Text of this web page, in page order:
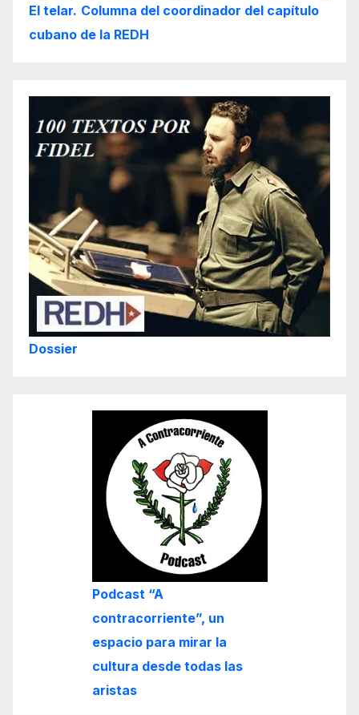
El telar. Columna del coordinador del capítulo
cubano de la REDH
Dossier
Podcast “A
contracorriente”, un
espacio para mirar la
cultura desde todas las
aristas